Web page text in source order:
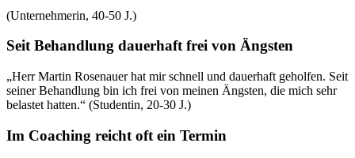
(Unternehmerin, 40-50 J.)
Seit Behandlung dauerhaft frei von Ängsten
„Herr Martin Rosenauer hat mir schnell und dauerhaft geholfen. Seit
seiner Behandlung bin ich frei von meinen Ängsten, die mich sehr
belastet hatten.“ (Studentin, 20-30 J.)
Im Coaching reicht oft ein Termin